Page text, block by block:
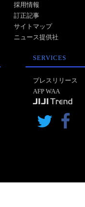
採用情報
訂正記事
サイトマップ
ニュース提供社
SERVICES
プレスリリース
AFP WAA